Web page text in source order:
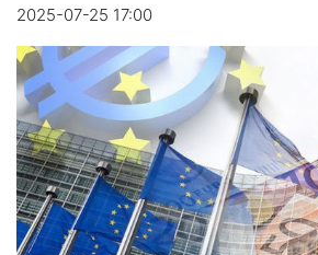
2025-07-25 17:00